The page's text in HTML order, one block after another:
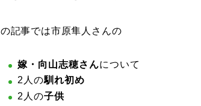
記事では市原隼人さんの
嫁・向山志穂さんについて
2人の馴れ初め
2人の子供